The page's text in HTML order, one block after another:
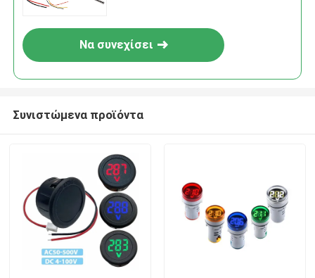
Υποβολή
Να συνεχίσει
Συνιστώμενα προϊόντα